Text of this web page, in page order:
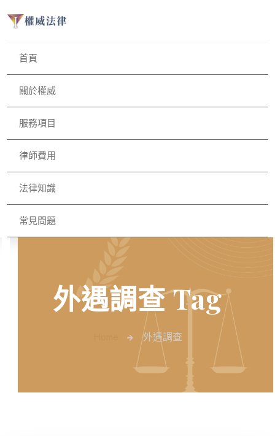
首頁
關於權威
服務項目
律師費用
法律知識
常見問題
外遇調查 Tag
外遇調查